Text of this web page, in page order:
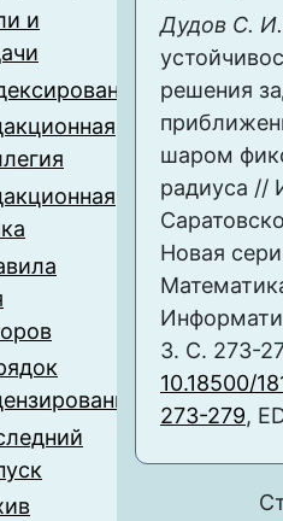
и
Дудов С.
решения
шаром
радиуса //
Новая
3. С. 273-
10.18500/
273-279,